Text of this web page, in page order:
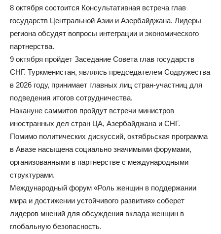
8 октября состоится Консультативная встреча глав
государств Центральной Азии и Азербайджана. Лидеры
региона обсудят вопросы интеграции и экономического
партнерства.
9 октября пройдет Заседание Совета глав государств
СНГ. Туркменистан, являясь председателем Содружества
в 2026 году, принимает главных лиц стран-участниц для
подведения итогов сотрудничества.
Накануне саммитов пройдут встречи министров
иностранных дел стран ЦА, Азербайджана и СНГ.
Помимо политических дискуссий, октябрьская программа
в Авазе насыщена социально значимыми форумами,
организованными в партнерстве с международными
структурами.
Международный форум «Роль женщин в поддержании
мира и достижении устойчивого развития» соберет
лидеров мнений для обсуждения вклада женщин в
глобальную безопасность.